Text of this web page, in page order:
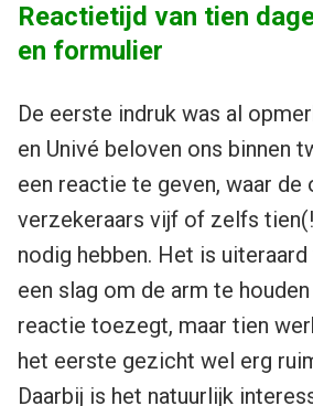
Reactietijd van tien
en formulier
De eerste indruk was al
en Univé beloven ons binnen
een reactie te geven, waar de
verzekeraars vijf of zelfs
nodig hebben. Het is
een slag om de arm te
reactie toezegt, maar tien
het eerste gezicht wel erg
Daarbij is het natuurlijk